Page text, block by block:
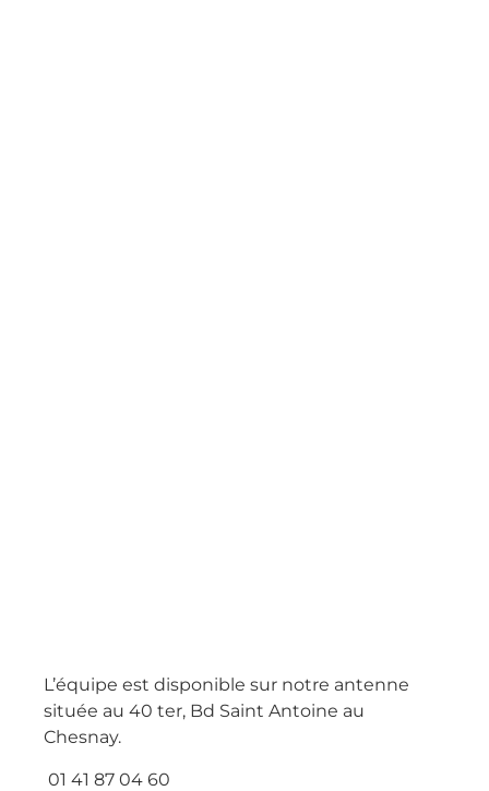
L’équipe est disponible sur notre antenne
située au 40 ter, Bd Saint Antoine au
Chesnay.
01 41 87 04 60